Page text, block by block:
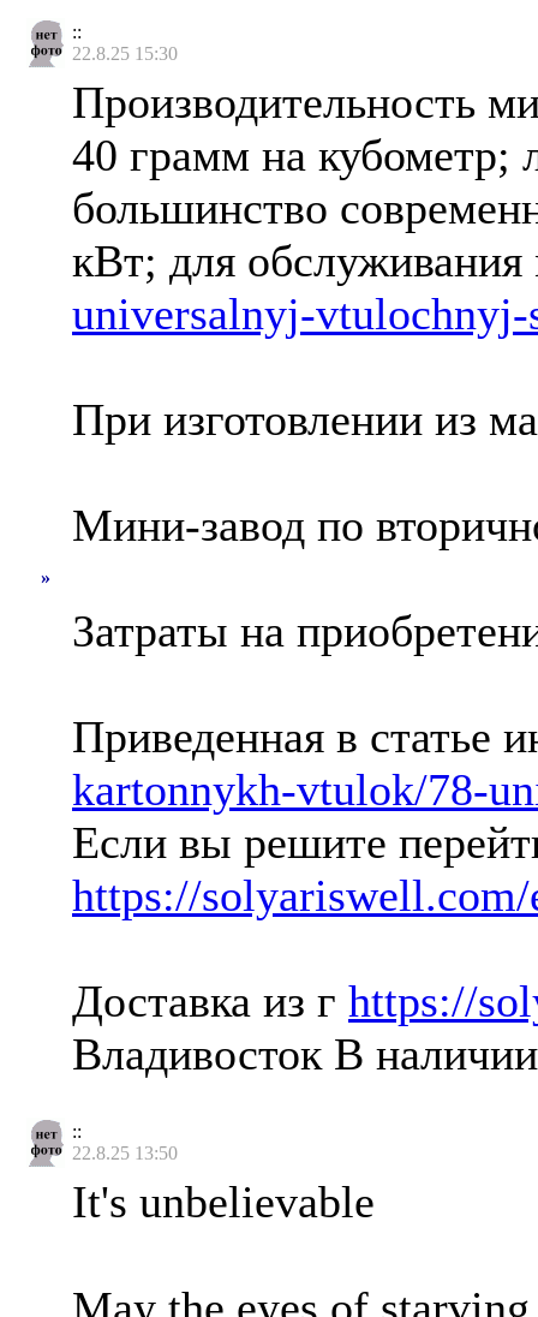
::
22.8.25 15:30
»
Производительность
40 грамм на кубометр;
большинство
кВт; для
universalnyj-vtulochnyj-
При изготовлении из
Мини-завод по
Затраты на
Приведенная в статье
kartonnykh-vtulok/78-
Если вы решите
https://
Доставка из г https://
Владивосток В
::
22.8.25 13:50
It's unbelievable